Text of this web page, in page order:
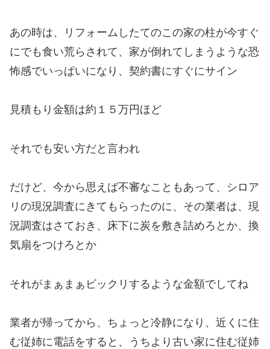
あの時は、リフォームしたてのこの家の柱が今すぐ
にでも食い荒らされて、家が倒れてしまうような恐
怖感でいっぱいになり、契約書にすぐにサイン
見積もり金額は約１５万円ほど
それでも安い方だと言われ
だけど、今から思えば不審なこともあって、シロア
リの現況調査にきてもらったのに、その業者は、現
況調査はさておき、床下に炭を敷き詰めろとか、換
気扇をつけろとか
それがまぁまぁビックリするような金額でしてね
業者が帰ってから、ちょっと冷静になり、近くに住
む従姉に電話をすると、うちより古い家に住む従姉